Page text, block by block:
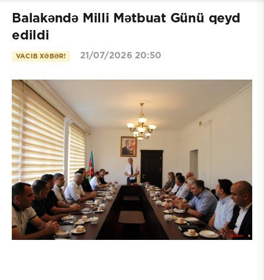
Balakəndə Milli Mətbuat Günü qeyd
edildi
VACIB XƏBƏR! 21/07/2026 20:50